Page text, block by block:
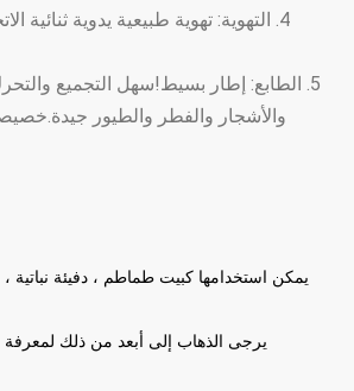
4. التهوية: تهوية طبيعية يدوية ثنائية
5. الطابع: إطار بسيط!سهل التجميع
والأشجار والفطر والطيور جيدة.خصيصا
يمكن استخدامها كبيت طماطم ، دفيئة نباتية
يرجى الذهاب إلى أبعد من ذلك لمعرفة